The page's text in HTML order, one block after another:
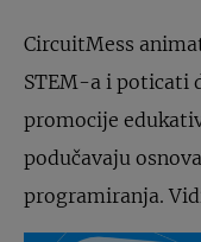
CircuitMess
STEM-a i poticati
promocije
podučavaju
programiranja.